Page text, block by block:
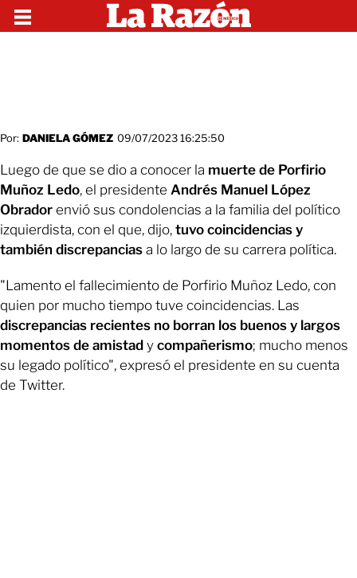
Por: DANIELA GÓMEZ 09/07/2023 16:25:50
Luego de que se dio a conocer la muerte de Porfirio
Muñoz Ledo, el presidente Andrés Manuel López
Obrador envió sus condolencias a la familia del político
izquierdista, con el que, dijo, tuvo coincidencias y
también discrepancias a lo largo de su carrera política.
"Lamento el fallecimiento de Porfirio Muñoz Ledo, con
quien por mucho tiempo tuve coincidencias. Las
discrepancias recientes no borran los buenos y largos
momentos de amistad y compañerismo; mucho menos
su legado político", expresó el presidente en su cuenta
de Twitter.